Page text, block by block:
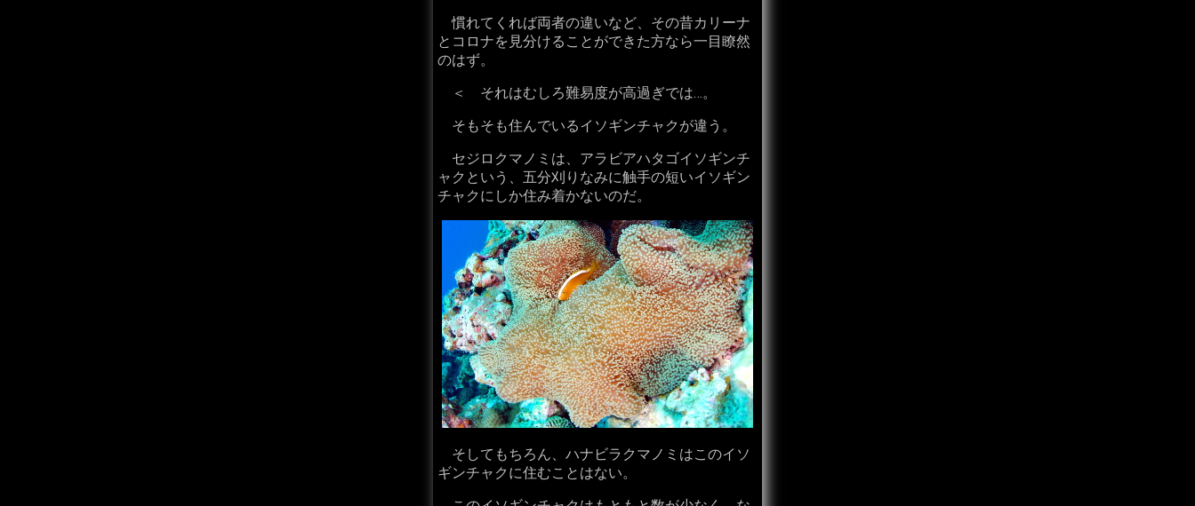
慣れてくれば両者の違いなど、その昔カリーナ
とコロナを見分けることができた方なら一目瞭然
のはず。
＜ それはむしろ難易度が高過ぎでは…。
そもそも住んでいるイソギンチャクが違う。
セジロクマノミは、アラビアハタゴイソギンチ
ャクという、五分刈りなみに触手の短いイソギン
チャクにしか住み着かないのだ。
そしてもちろん、ハナビラクマノミはこのイソ
ギンチャクに住むことはない。